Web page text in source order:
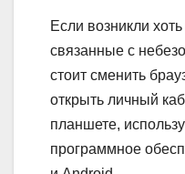
Если возникли
связанные с
стоит сменить
открыть личный
планшете,
программное